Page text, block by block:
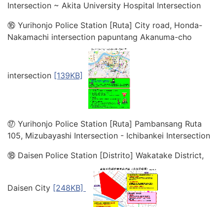
Intersection ~ Akita University Hospital Intersection
⑯ Yurihonjo Police Station [Ruta] City road, Honda-
Nakamachi intersection papuntang Akanuma-cho
intersection [139KB]
⑰ Yurihonjo Police Station [Ruta] Pambansang Ruta
105, Mizubayashi Intersection - Ichibankei Intersection
⑱ Daisen Police Station [Distrito] Wakatake District,
Daisen City [248KB]